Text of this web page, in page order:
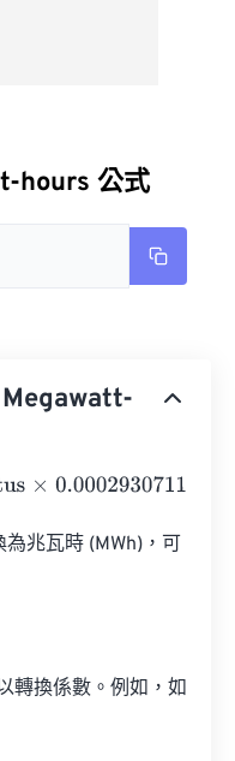
hours 公式
兆瓦時 (MWh)，可
轉換係數。例如，如